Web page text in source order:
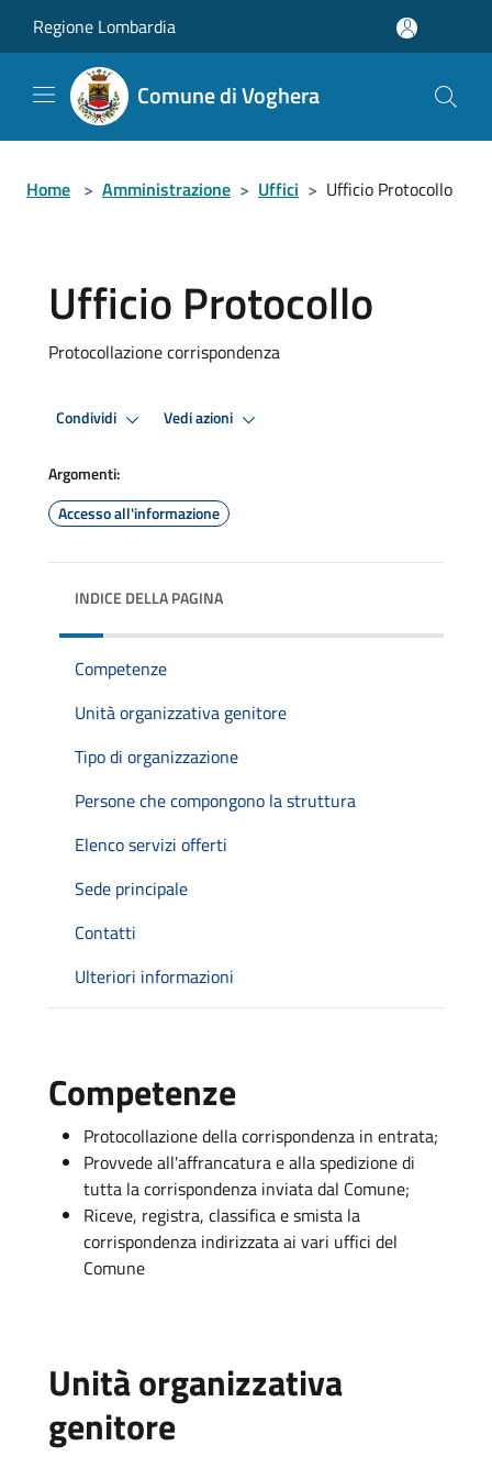
Regione Lombardia
Comune di Voghera
Home > Amministrazione > Uffici > Ufficio Protocollo
Ufficio Protocollo
Protocollazione corrispondenza
Condividi Vedi azioni
Argomenti:
Accesso all'informazione
INDICE DELLA PAGINA
Competenze
Unità organizzativa genitore
Tipo di organizzazione
Persone che compongono la struttura
Elenco servizi offerti
Sede principale
Contatti
Ulteriori informazioni
Competenze
Protocollazione della corrispondenza in entrata;
Provvede all'affrancatura e alla spedizione di
tutta la corrispondenza inviata dal Comune;
Riceve, registra, classifica e smista la
corrispondenza indirizzata ai vari uffici del
Comune
Unità organizzativa
genitore